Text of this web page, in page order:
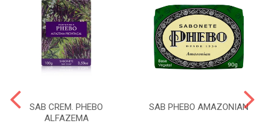
SAB CREM. PHEBO
ALFAZEMA
SAB PHEBO AMAZONIAN